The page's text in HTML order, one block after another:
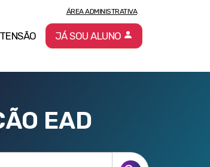
ÁREA ADMINISTRATIVA
JÁ SOU ALUNO
EAD